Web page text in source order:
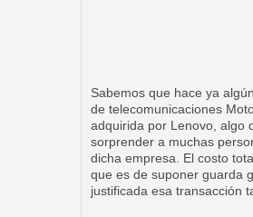
Sabemos que hace ya
de telecomunicaciones
adquirida por Lenovo, algo
sorprender a muchas
dicha empresa. El costo
que es de suponer guarda
justificada esa transacción